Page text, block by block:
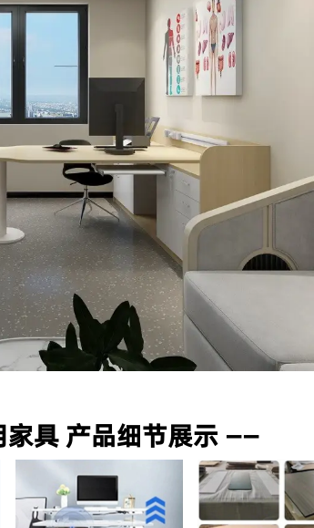
具 产品细节展示 ——
供专业的方案设计、**合理的空间配置、后期的
议和详细的家具保养原则。
户咨询、投诉、维修及应急服务、亲善回访等。三
予换货。
子上放置您的徽标。此外，我们可以在盒子上印上
行化学和物理测试，只有合格的才能生产。专业
个批量生产过程中控制货物的质量。我们保证客户
即反馈我们，如果产品不符合合同要求，我们将
配件。在某些特殊情况下，我们将给予折扣作为
业于家具产品设计专业，医疗家具风格、医院空间
的保证。